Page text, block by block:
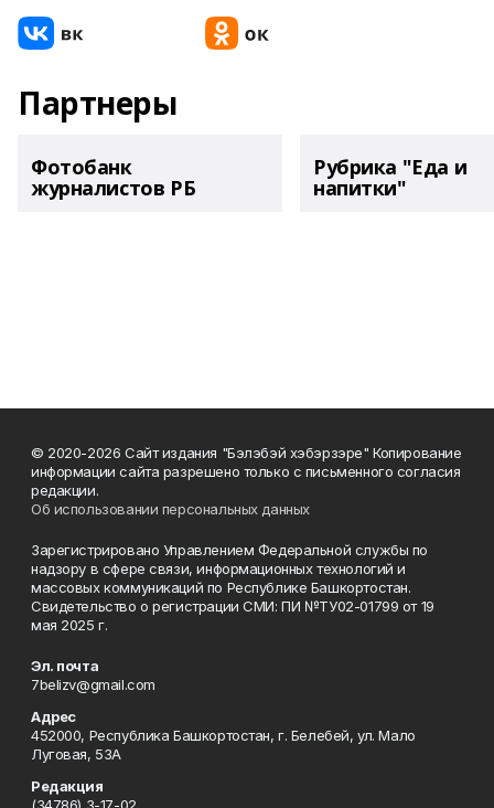
Партнеры
Фотобанк
журналистов РБ
Рубрика "Еда и
напитки"
© 2020-2026 Сайт издания "Бэлэбэй хэбэрзэре" Копирование
информации сайта разрешено только с письменного согласия
редакции.
Об использовании персональных данных
Зарегистрировано Управлением Федеральной службы по
надзору в сфере связи, информационных технологий и
массовых коммуникаций по Республике Башкортостан.
Свидетельство о регистрации СМИ: ПИ №ТУ02-01799 от 19
мая 2025 г.
Эл. почта
7belizv@gmail.com
Адрес
452000, Республика Башкортостан, г. Белебей, ул. Мало
Луговая, 53А
Редакция
(34786) 3-17-02